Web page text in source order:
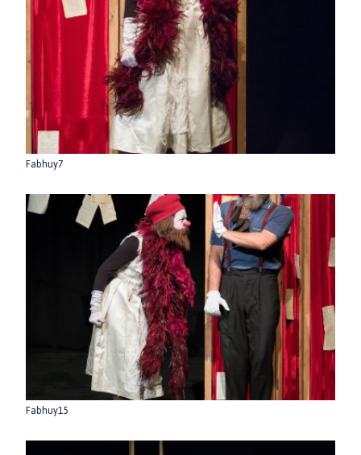
Fabhuy7
Fabhuy15